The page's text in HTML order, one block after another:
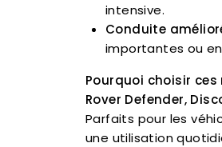
intensive.
Conduite
importantes ou
Pourquoi choisir ces
Rover Defender,
Parfaits pour les
une utilisation